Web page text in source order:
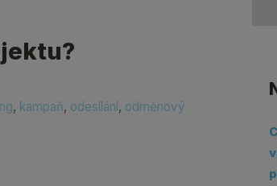
, kampaň, odesílání, odměnový